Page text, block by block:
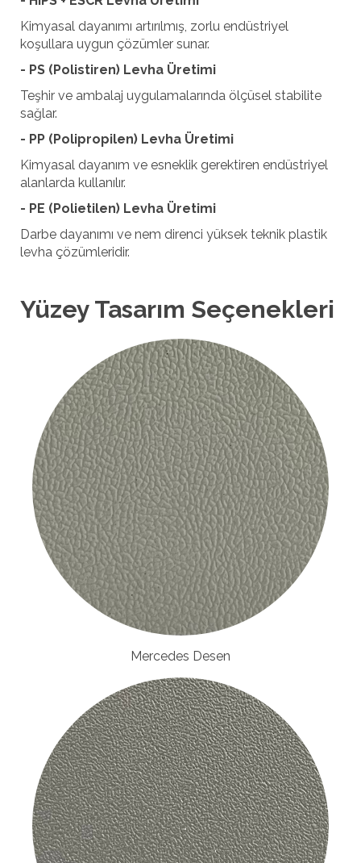
Kimyasal dayanımı artırılmış, zorlu endüstriyel
koşullara uygun çözümler sunar.
- PS (Polistiren) Levha Üretimi
Teşhir ve ambalaj uygulamalarında ölçüsel stabilite
sağlar.
- PP (Polipropilen) Levha Üretimi
Kimyasal dayanım ve esneklik gerektiren endüstriyel
alanlarda kullanılır.
- PE (Polietilen) Levha Üretimi
Darbe dayanımı ve nem direnci yüksek teknik plastik
levha çözümleridir.
Yüzey Tasarım Seçenekleri
Mercedes Desen